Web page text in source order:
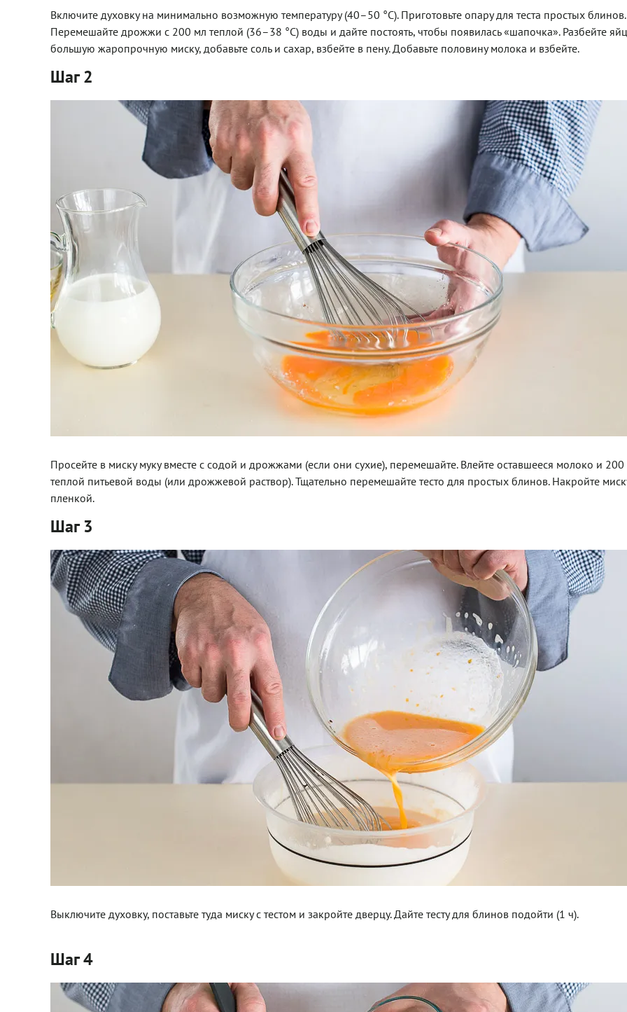
Включите духовку на минимально возможную температуру (40–50 °С). Приготовьте опару для теста простых блинов.
Перемешайте дрожжи с 200 мл теплой (36–38 °С) воды и дайте постоять, чтобы появилась «шапочка». Разбейте
большую жаропрочную миску, добавьте соль и сахар, взбейте в пену. Добавьте половину молока и взбейте.
Шаг 2
Просейте в миску муку вместе с содой и дрожжами (если они сухие), перемешайте. Влейте оставшееся молоко и
теплой питьевой воды (или дрожжевой раствор). Тщательно перемешайте тесто для простых блинов. Накройте
пленкой.
Шаг 3
Выключите духовку, поставьте туда миску с тестом и закройте дверцу. Дайте тесту для блинов подойти (1 ч).
Шаг 4